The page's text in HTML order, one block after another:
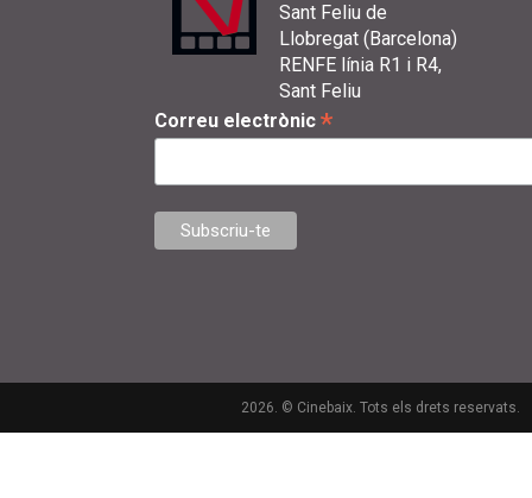
Sant Feliu de
Llobregat (Barcelona)
RENFE línia R1 i R4,
Sant Feliu
Correu electrònic *
2026. © Cinebaix. Tots els drets reservats.